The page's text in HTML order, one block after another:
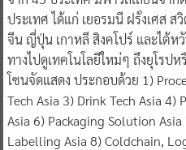
ประเทศ ได้แก่ เยอรมนี ฝรั่งเศส ส
จีน ญี่ปุ่น เกาหลี สิงคโปร์ และไต้ห
ทางไปดูเทคโนโลยีใหม่ๆ ถึงยุโรป
โซนจัดแสดง ประกอบด้วย 1)
Tech Asia 3) Drink Tech Asia 4)
Asia 6) Packaging Solution
Labelling Asia 8) Coldchain,